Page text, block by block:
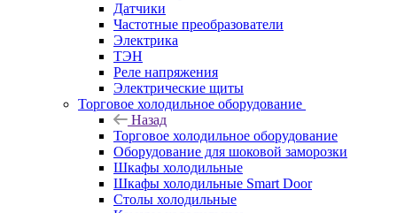
Датчики
Частотные преобразователи
Электрика
ТЭН
Реле напряжения
Электрические щиты
Торговое холодильное оборудование
Назад
Торговое холодильное оборудование
Оборудование для шоковой заморозки
Шкафы холодильные
Шкафы холодильные Smart Door
Столы холодильные